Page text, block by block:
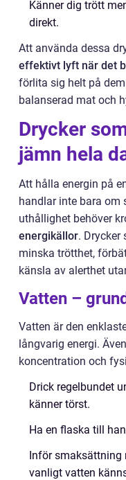
Känner dig trött
direkt.
Att använda dessa
effektivt lyft när det
förlita sig helt på
balanserad mat och
Drycker
jämn hela
Att hålla energin på
handlar inte bara om
uthållighet behöver
energikällor. Drycker
minska trötthet,
känsla av alerthet
Vatten –
Vatten är den
långvarig energi.
koncentration och
Drick regelbundet
känner törst.
Ha en flaska till
Inför smaksättning
vanligt vatten